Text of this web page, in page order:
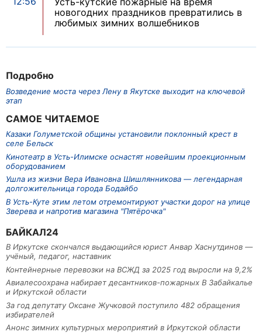
Подробно
Возведение моста через Лену в Якутске выходит на ключевой
этап
САМОЕ ЧИТАЕМОЕ
Казаки Голуметской общины установили поклонный крест в
селе Бельск
Кинотеатр в Усть-Илимске оснастят новейшим проекционным
оборудованием
Ушла из жизни Вера Ивановна Шишлянникова — легендарная
долгожительница города Бодайбо
В Усть-Куте этим летом отремонтируют участки дорог на улице
Зверева и напротив магазина "Пятёрочка"
БАЙКАЛ24
В Иркутске скончался выдающийся юрист Анвар Хаснутдинов —
учёный, педагог, наставник
Контейнерные перевозки на ВСЖД за 2025 год выросли на 9,2%
Авиалесоохрана набирает десантников-пожарных В Забайкалье
и Иркутской области
За год депутату Оксане Жучковой поступило 482 обращения
избирателей
Анонс зимних культурных мероприятий в Иркутской области
новогодних праздников превратились в
любимых зимних волшебников